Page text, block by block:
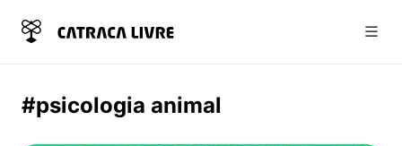
#psicologia animal